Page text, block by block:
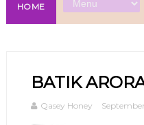
HOME
BATIK
Qasey Honey